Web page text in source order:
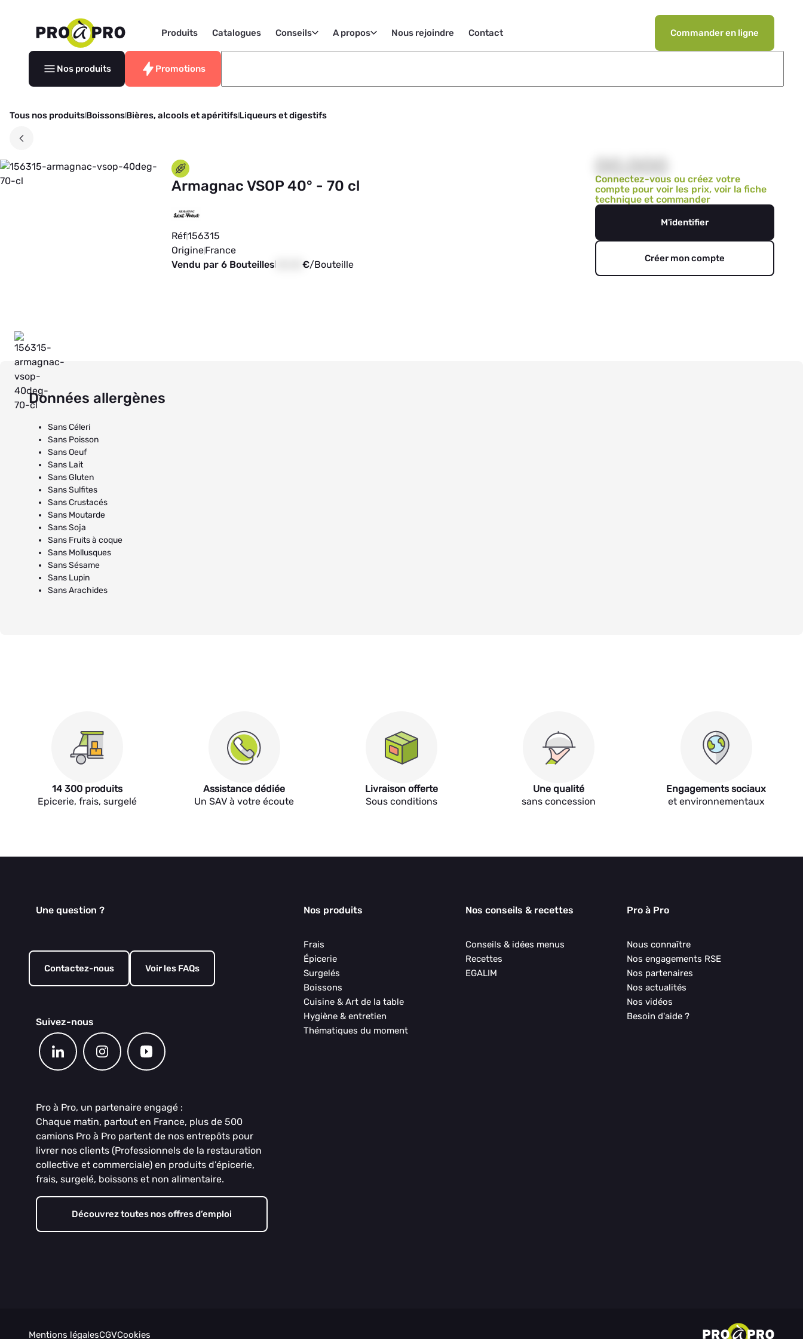
Produits Catalogues Conseils A propos Nous rejoindre Contact Commander en ligne
Nos produits Promotions
Tous nos produitsBoissonsBières, alcools et apéritifsLiqueurs et digestifs
Armagnac VSOP 40° - 70 cl
Réf156315
OrigineFrance
Vendu par 6 Bouteilles
€/Bouteille
Connectez-vous ou créez votre
compte pour voir les prix, voir la fiche
technique et commander
M'identifier
Créer mon compte
Données allergènes
Sans Céleri
Sans Poisson
Sans Oeuf
Sans Lait
Sans Gluten
Sans Sulfites
Sans Crustacés
Sans Moutarde
Sans Soja
Sans Fruits à coque
Sans Mollusques
Sans Sésame
Sans Lupin
Sans Arachides
14 300 produits
Epicerie, frais, surgelé
Assistance dédiée
Un SAV à votre écoute
Livraison offerte
Sous conditions
Une qualité
sans concession
Engagements sociaux
et environnementaux
Une question ?
Contactez-nous Voir les FAQs
Suivez-nous
Pro à Pro, un partenaire engagé :
Chaque matin, partout en France, plus de 500
camions Pro à Pro partent de nos entrepôts pour
livrer nos clients (Professionnels de la restauration
collective et commerciale) en produits d’épicerie,
frais, surgelé, boissons et non alimentaire.
Découvrez toutes nos offres d’emploi
Nos produits
Frais
Épicerie
Surgelés
Boissons
Cuisine & Art de la table
Hygiène & entretien
Thématiques du moment
Nos conseils & recettes
Conseils & idées menus
Recettes
EGALIM
Pro à Pro
Nous connaître
Nos engagements RSE
Nos partenaires
Nos actualités
Nos vidéos
Besoin d'aide ?
Mentions légalesCGVCookies